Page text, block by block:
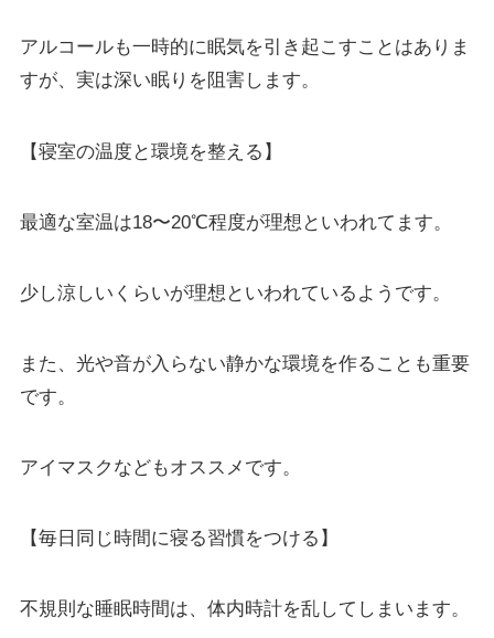
アルコールも一時的に眠気を引き起こすことはありま
すが、実は深い眠りを阻害します。
【寝室の温度と環境を整える】
最適な室温は18〜20℃程度が理想といわれてます。
少し涼しいくらいが理想といわれているようです。
また、光や音が入らない静かな環境を作ることも重要
です。
アイマスクなどもオススメです。
【毎日同じ時間に寝る習慣をつける】
不規則な睡眠時間は、体内時計を乱してしまいます。